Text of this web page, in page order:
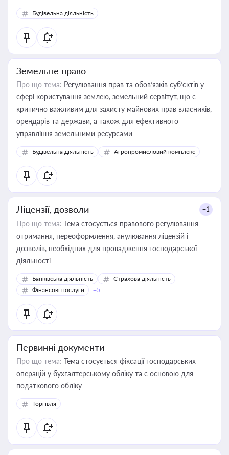
Будівельна діяльність
Земельне право
Про що тема: Регулювання прав та обов’язків суб’єктів у
сфері користування землею, земельний сервітут, що є
критично важливим для захисту майнових прав власників,
орендарів та держави, а також для ефективного
управління земельними ресурсами
Будівельна діяльність Агропромисловий комплекс
Ліцензії, дозволи +1
Про що тема: Тема стосується правового регулювання
отримання, переоформлення, анулювання ліцензій і
дозволів, необхідних для провадження господарської
діяльності
Банківська діяльність
Страхова діяльність
Фінансові послуги
+5
Первинні документи
Про що тема: Тема стосується фіксації господарських
операцій у бухгалтерському обліку та є основою для
податкового обліку
Торгівля